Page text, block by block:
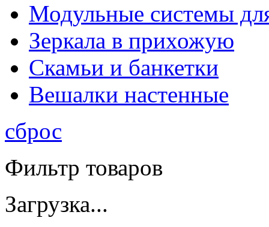
Модульные системы
Зеркала в прихожую
Скамьи и банкетки
Вешалки настенные
сброс
Фильтр товаров
Загрузка...